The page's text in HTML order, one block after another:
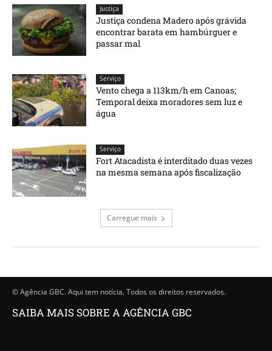
Justiça
Justiça condena Madero após grávida
encontrar barata em hambúrguer e
passar mal
Serviço
Vento chega a 113km/h em Canoas;
Temporal deixa moradores sem luz e
água
Serviço
Fort Atacadista é interditado duas vezes
na mesma semana após fiscalização
Carregue mais
© Agência GBC. Aqui tem notícia. Todos os direitos reservados.
SAIBA MAIS SOBRE A AGÊNCIA GBC